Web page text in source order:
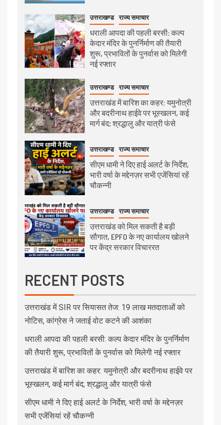
उत्तराखण्ड राज्य समाचार
धराली आपदा की पहली बरसी: कल्प
केदार मंदिर के पुनर्निर्माण की तैयारी
शुरू, प्रभावितों के पुनर्वास को मिलेगी
नई रफ्तार
उत्तराखण्ड राज्य समाचार
उत्तराखंड में बारिश का कहर: यमुनोत्री
और बदरीनाथ हाईवे पर भूस्खलन, कई
मार्ग बंद; श्रद्धालु और यात्री फंसे
उत्तराखण्ड राज्य समाचार
सीएम धामी ने दिए हाई अलर्ट के निर्देश,
भारी वर्षा के मद्देनज़र सभी एजेंसियां रहें
चौकन्नी
उत्तराखण्ड राज्य समाचार
उत्तराखंड को मिल सकती है बड़ी
सौगात, EPFO के नए कार्यालय खोलने
पर केंद्र सरकार विचाररत
RECENT POSTS
उत्तराखंड में SIR पर सियासत तेज: 19 लाख मतदाताओं को
नोटिस, कांग्रेस ने जताई वोट कटने की आशंका
धराली आपदा की पहली बरसी: कल्प केदार मंदिर के पुनर्निर्माण
की तैयारी शुरू, प्रभावितों के पुनर्वास को मिलेगी नई रफ्तार
उत्तराखंड में बारिश का कहर: यमुनोत्री और बदरीनाथ हाईवे पर
भूस्खलन, कई मार्ग बंद; श्रद्धालु और यात्री फंसे
सीएम धामी ने दिए हाई अलर्ट के निर्देश, भारी वर्षा के मद्देनज़र
सभी एजेंसियां रहें चौकन्नी